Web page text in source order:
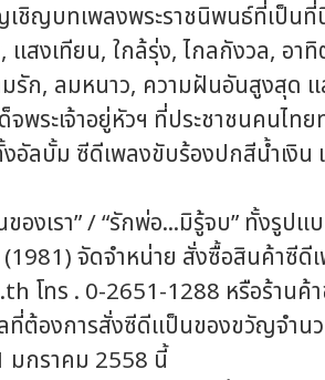
ชิญบทเพลงพระราชนิพนธ์ที่เป็น
แสงเทียน, ใกล้รุ่ง, ไกลกังวล, อา
รัก, ลมหนาว, ความฝันอันสูงสุด
พระเจ้าอยู่หัวฯ ที่ประชาชนคนไท
อัลบั้ม ซีดีเพลงขับร้องปกสีน้ำเงิน
รา” / “รักพ่อ...มิรู้จบ” ทั้งรูปแ
จัดจำหน่าย สั่งซื้อสินค้าซีดี
โทร . 0-2651-1288 หรือร้านค้
ต้องการสั่งซีดีเเป็นของขวัญจำน
มกราคม 2558 นี้